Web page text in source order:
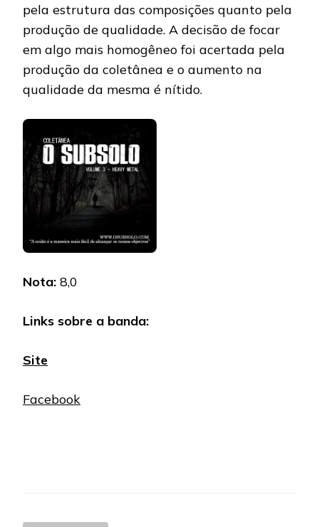
pela estrutura das composições quanto pela
produção de qualidade. A decisão de focar
em algo mais homogêneo foi acertada pela
produção da coletânea e o aumento na
qualidade da mesma é nítido.
Nota: 8,0
Links sobre a banda:
Site
Facebook